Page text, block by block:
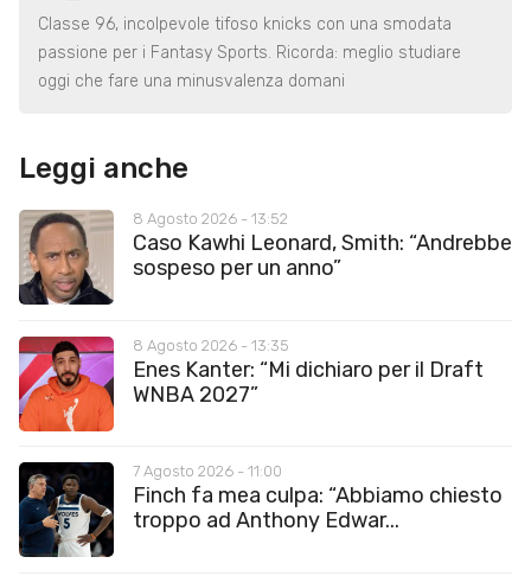
Classe 96, incolpevole tifoso knicks con una smodata
passione per i Fantasy Sports. Ricorda: meglio studiare
oggi che fare una minusvalenza domani
Leggi anche
8 Agosto 2026 - 13:52
Caso Kawhi Leonard, Smith: “Andrebbe
sospeso per un anno”
8 Agosto 2026 - 13:35
Enes Kanter: “Mi dichiaro per il Draft
WNBA 2027”
7 Agosto 2026 - 11:00
Finch fa mea culpa: “Abbiamo chiesto
troppo ad Anthony Edwar...